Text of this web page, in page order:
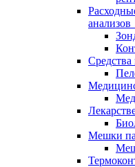
анализов
Мешки